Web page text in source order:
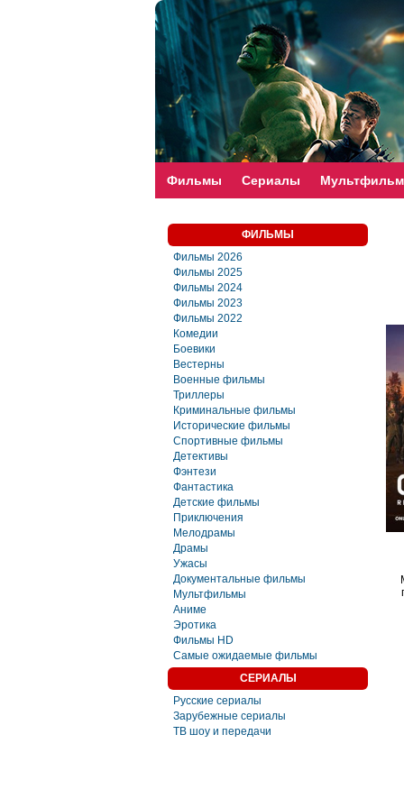
faste-torrent.com
Фильмы Сериалы
ФИЛЬМЫ
Фильмы 2026
Фильмы 2025
Фильмы 2024
Фильмы 2023
Фильмы 2022
Комедии
Боевики
Вестерны
Военные фильмы
Триллеры
Криминальные фильмы
Исторические фильмы
Спортивные фильмы
Детективы
Фэнтези
Фaнтастика
Детские фильмы
Приключения
Мелодрамы
Драмы
Ужасы
Документальные фильмы
Мультфильмы
Аниме
Эротика
Фильмы HD
Самые ожидаемые фильмы
СЕРИАЛЫ
Русские сериалы
Зарубежные сериалы
ТВ шоу и передачи